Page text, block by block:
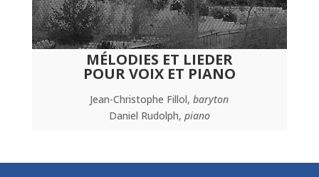
MÉLODIES ET LIEDER
POUR VOIX ET PIANO
Jean-Christophe Fillol,baryton
Daniel Rudolph, piano